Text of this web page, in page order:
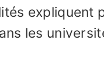
expliquent
les